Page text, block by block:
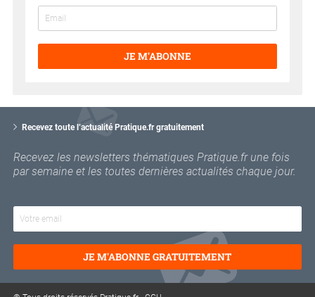
JE M'ABONNE
Recevez toute l’actualité Pratique.fr gratuitement
Recevez les newsletters thématiques Pratique.fr une fois
par semaine et les toutes dernières actualités chaque jour.
o
r
e
e
JE M'ABONNE GRATUITEMENT